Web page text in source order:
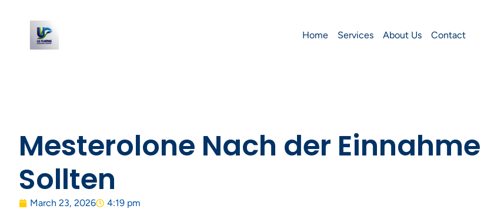
Home Services About Us Contact
Mesterolone Nach der
Sollten
March 23, 2026
4:19 pm